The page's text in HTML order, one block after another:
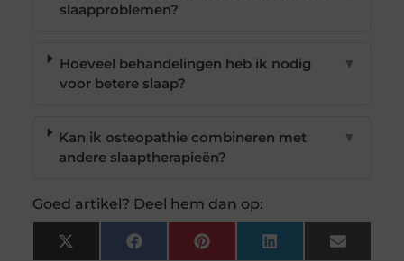
slaapproblemen?
Hoeveel behandelingen heb ik nodig
voor betere slaap?
▼
Kan ik osteopathie combineren met
andere slaaptherapieën?
▼
Goed artikel? Deel hem dan op:
X FacebookPinterest LinkedIn Email